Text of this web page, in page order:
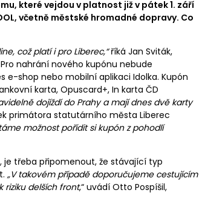
které vejdou v platnost již v pátek 1. září
včetně městské hromadné dopravy. Co
což platí i pro Liberec,“říká Jan Sviták,
nahrání nového kupónu nebude
shop nebo mobilní aplikaci Idolka. Kupón
karta, Opuscard+, In karta ČD
dojíždí do Prahy a mají dnes dvě karty
primátora statutárního města Liberec
možnost pořídit si kupón z pohodlí
je třeba připomenout, že stávající typ
„V takovém případě doporučujeme cestujícím
riziku delších front,“ uvádí Otto Pospíšil,